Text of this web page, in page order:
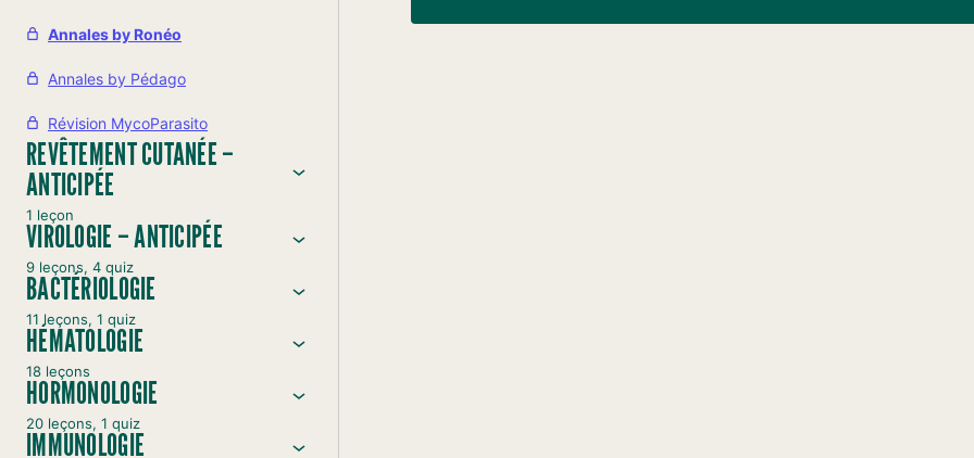
Annales by Ronéo
Annales by Pédago
Révision MycoParasito
REVÊTEMENT CUTANÉE –
ANTICIPÉE
1 leçon
VIROLOGIE – ANTICIPÉE
9 leçons, 4 quiz
BACTÉRIOLOGIE
11 leçons, 1 quiz
HÉMATOLOGIE
18 leçons
HORMONOLOGIE
20 leçons, 1 quiz
IMMUNOLOGIE